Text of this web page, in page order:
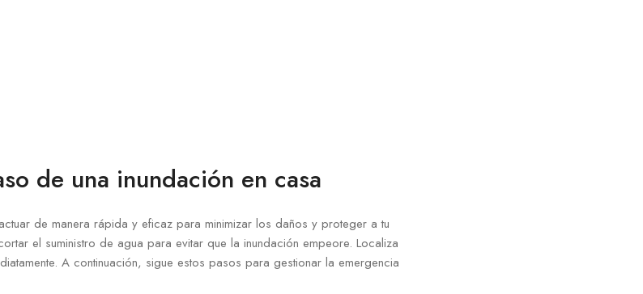
de una inundación en casa
de manera rápida y eficaz para minimizar los daños y proteger a tu
el suministro de agua para evitar que la inundación empeore. Localiza
A continuación, sigue estos pasos para gestionar la emergencia